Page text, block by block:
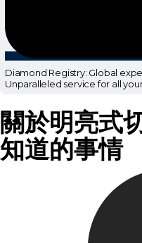
Diamond Registry: Global
Unparalleled service for all
關於明亮式
知道的事情